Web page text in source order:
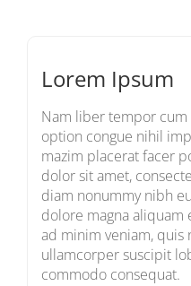
Lorem Ipsum
Nam liber tempor
option congue nihil
mazim placerat facer
dolor sit amet,
diam nonummy nibh
dolore magna aliquam
ad minim veniam, quis
ullamcorper suscipit
commodo consequat.